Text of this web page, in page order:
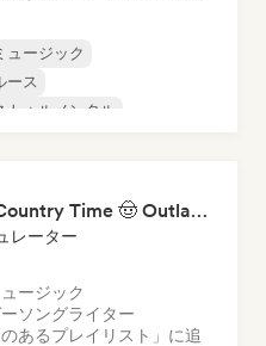
ュージック
ース
トゥルメンタル
Saddle Up, It's Country Time 🤠 Outlaw Country, Americana & Country Rock
レーター
ージック
ソングライター
あるプレイリスト」に追